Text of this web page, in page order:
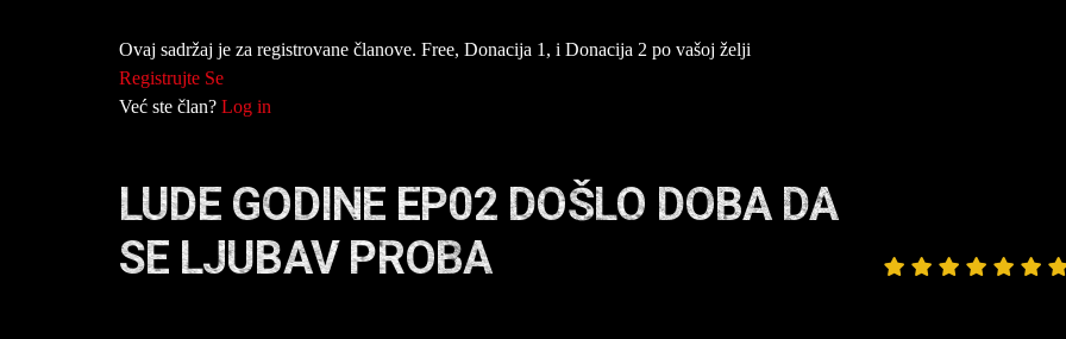
Ovaj sadržaj je za registrovane članove. Free, Donacija 1, i Donacija 2 po vašoj želji
Registrujte Se
Već ste član? Log in
LUDE GODINE EP02 DOŠLO DOBA DA
SE LJUBAV PROBA